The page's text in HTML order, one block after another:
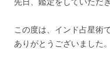
この度は、インド占星術
ありがとうございました。